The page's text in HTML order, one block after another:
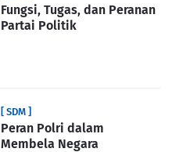
Fungsi, Tugas, dan Peranan
Partai Politik
[ SDM ]
Peran Polri dalam
Membela Negara